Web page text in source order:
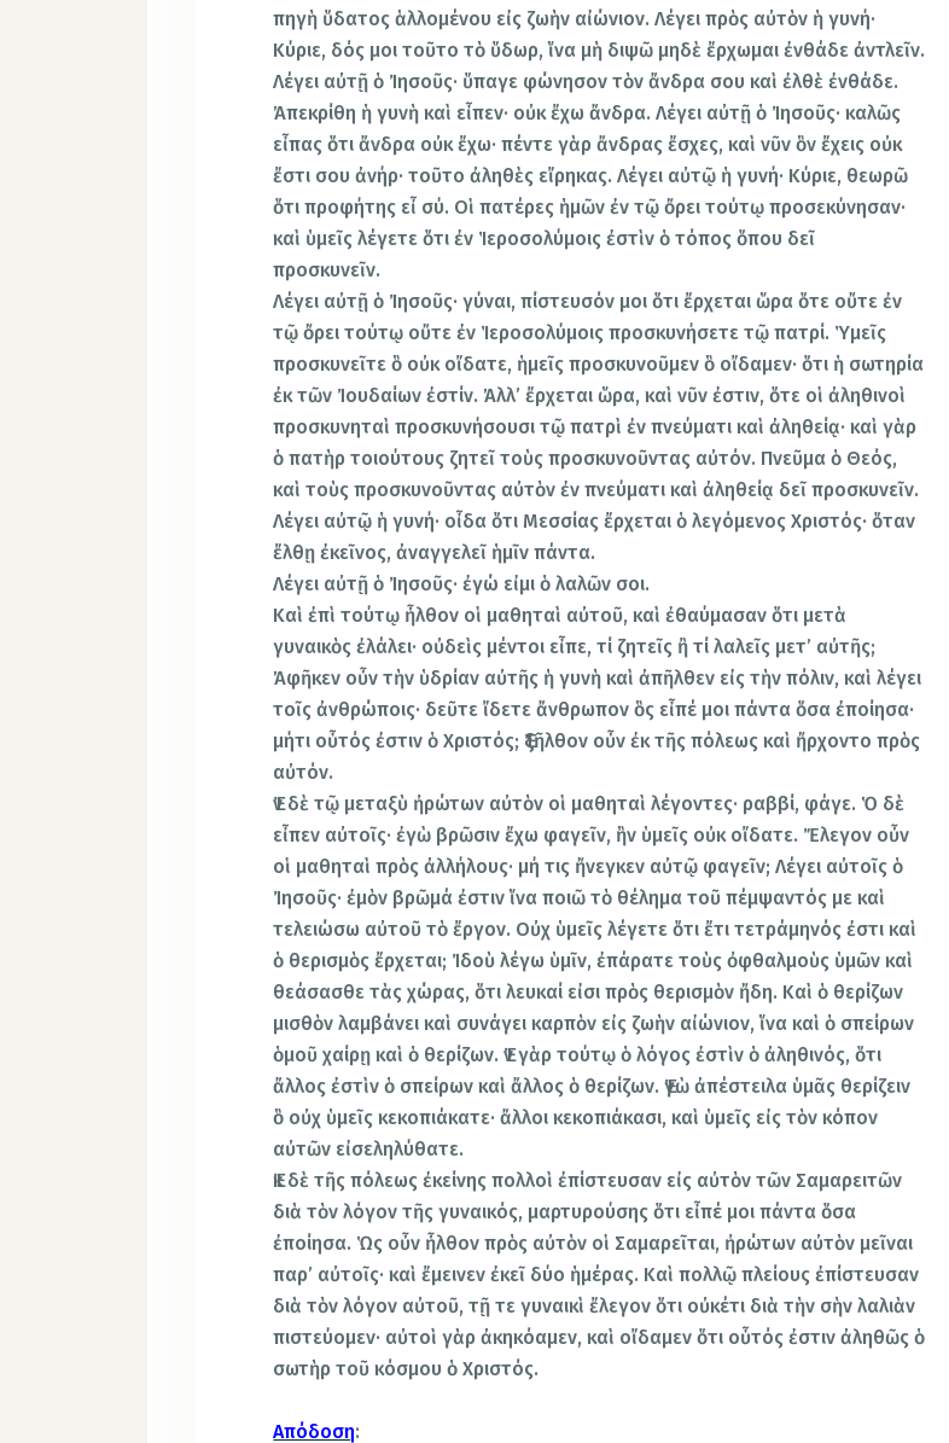
πηγὴ ὕδατος ἁλλομένου εἰς ζωὴν αἰώνιον. Λέγει πρὸς αὐτὸν ἡ γυνή·
Κύριε, δός μοι τοῦτο τὸ ὕδωρ, ἵνα μὴ διψῶ μηδὲ ἔρχωμαι ἐνθάδε ἀντλεῖν.
Λέγει αὐτῇ ὁ Ἰησοῦς· ὕπαγε φώνησον τὸν ἄνδρα σου καὶ ἐλθὲ ἐνθάδε.
Ἀπεκρίθη ἡ γυνὴ καὶ εἶπεν· οὐκ ἔχω ἄνδρα. Λέγει αὐτῇ ὁ Ἰησοῦς· καλῶς
εἶπας ὅτι ἄνδρα οὐκ ἔχω· πέντε γὰρ ἄνδρας ἔσχες, καὶ νῦν ὃν ἔχεις οὐκ
ἔστι σου ἀνήρ· τοῦτο ἀληθὲς εἴρηκας. Λέγει αὐτῷ ἡ γυνή· Κύριε, θεωρῶ
ὅτι προφήτης εἶ σύ. Οἱ πατέρες ἡμῶν ἐν τῷ ὄρει τούτῳ προσεκύνησαν·
καὶ ὑμεῖς λέγετε ὅτι ἐν Ἱεροσολύμοις ἐστὶν ὁ τόπος ὅπου δεῖ
προσκυνεῖν.
Λέγει αὐτῇ ὁ Ἰησοῦς· γύναι, πίστευσόν μοι ὅτι ἔρχεται ὥρα ὅτε οὔτε ἐν
τῷ ὄρει τούτῳ οὔτε ἐν Ἱεροσολύμοις προσκυνήσετε τῷ πατρί. Ὑμεῖς
προσκυνεῖτε ὃ οὐκ οἴδατε, ἡμεῖς προσκυνοῦμεν ὃ οἴδαμεν· ὅτι ἡ σωτηρία
ἐκ τῶν Ἰουδαίων ἐστίν. Ἀλλ’ ἔρχεται ὥρα, καὶ νῦν ἐστιν, ὅτε οἱ ἀληθινοὶ
προσκυνηταὶ προσκυνήσουσι τῷ πατρὶ ἐν πνεύματι καὶ ἀληθείᾳ· καὶ γὰρ
ὁ πατὴρ τοιούτους ζητεῖ τοὺς προσκυνοῦντας αὐτόν. Πνεῦμα ὁ Θεός,
καὶ τοὺς προσκυνοῦντας αὐτὸν ἐν πνεύματι καὶ ἀληθείᾳ δεῖ προσκυνεῖν.
Λέγει αὐτῷ ἡ γυνή· οἶδα ὅτι Μεσσίας ἔρχεται ὁ λεγόμενος Χριστός· ὅταν
ἔλθῃ ἐκεῖνος, ἀναγγελεῖ ἡμῖν πάντα.
Λέγει αὐτῇ ὁ Ἰησοῦς· ἐγώ εἰμι ὁ λαλῶν σοι.
Καὶ ἐπὶ τούτῳ ἦλθον οἱ μαθηταὶ αὐτοῦ, καὶ ἐθαύμασαν ὅτι μετὰ
γυναικὸς ἐλάλει· οὐδεὶς μέντοι εἶπε, τί ζητεῖς ἢ τί λαλεῖς μετ’ αὐτῆς;
Ἀφῆκεν οὖν τὴν ὑδρίαν αὐτῆς ἡ γυνὴ καὶ ἀπῆλθεν εἰς τὴν πόλιν, καὶ λέγει
τοῖς ἀνθρώποις· δεῦτε ἴδετε ἄνθρωπον ὃς εἶπέ μοι πάντα ὅσα ἐποίησα·
μήτι οὗτός ἐστιν ὁ Χριστός; Ἐξῆλθον οὖν ἐκ τῆς πόλεως καὶ ἤρχοντο πρὸς
αὐτόν.
Ἐν δὲ τῷ μεταξὺ ἠρώτων αὐτὸν οἱ μαθηταὶ λέγοντες· ραββί, φάγε. Ὁ δὲ
εἶπεν αὐτοῖς· ἐγὼ βρῶσιν ἔχω φαγεῖν, ἣν ὑμεῖς οὐκ οἴδατε. Ἔλεγον οὖν
οἱ μαθηταὶ πρὸς ἀλλήλους· μή τις ἤνεγκεν αὐτῷ φαγεῖν; Λέγει αὐτοῖς ὁ
Ἰησοῦς· ἐμὸν βρῶμά ἐστιν ἵνα ποιῶ τὸ θέλημα τοῦ πέμψαντός με καὶ
τελειώσω αὐτοῦ τὸ ἔργον. Οὐχ ὑμεῖς λέγετε ὅτι ἔτι τετράμηνός ἐστι καὶ
ὁ θερισμὸς ἔρχεται; Ἰδοὺ λέγω ὑμῖν, ἐπάρατε τοὺς ὀφθαλμοὺς ὑμῶν καὶ
θεάσασθε τὰς χώρας, ὅτι λευκαί εἰσι πρὸς θερισμὸν ἤδη. Καὶ ὁ θερίζων
μισθὸν λαμβάνει καὶ συνάγει καρπὸν εἰς ζωὴν αἰώνιον, ἵνα καὶ ὁ σπείρων
ὁμοῦ χαίρῃ καὶ ὁ θερίζων. Ἐν γὰρ τούτῳ ὁ λόγος ἐστὶν ὁ ἀληθινός, ὅτι
ἄλλος ἐστὶν ὁ σπείρων καὶ ἄλλος ὁ θερίζων. Ἐγὼ ἀπέστειλα ὑμᾶς θερίζειν
ὃ οὐχ ὑμεῖς κεκοπιάκατε· ἄλλοι κεκοπιάκασι, καὶ ὑμεῖς εἰς τὸν κόπον
αὐτῶν εἰσεληλύθατε.
Ἐκ δὲ τῆς πόλεως ἐκείνης πολλοὶ ἐπίστευσαν εἰς αὐτὸν τῶν Σαμαρειτῶν
διὰ τὸν λόγον τῆς γυναικός, μαρτυρούσης ὅτι εἶπέ μοι πάντα ὅσα
ἐποίησα. Ὡς οὖν ἦλθον πρὸς αὐτὸν οἱ Σαμαρεῖται, ἠρώτων αὐτὸν μεῖναι
παρ’ αὐτοῖς· καὶ ἔμεινεν ἐκεῖ δύο ἡμέρας. Καὶ πολλῷ πλείους ἐπίστευσαν
διὰ τὸν λόγον αὐτοῦ, τῇ τε γυναικὶ ἔλεγον ὅτι οὐκέτι διὰ τὴν σὴν λαλιὰν
πιστεύομεν· αὐτοὶ γὰρ ἀκηκόαμεν, καὶ οἴδαμεν ὅτι οὗτός ἐστιν ἀληθῶς ὁ
σωτὴρ τοῦ κόσμου ὁ Χριστός.
Απόδοση: